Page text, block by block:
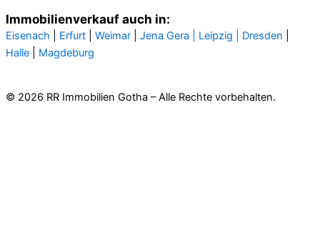
Immobilienverkauf auch in:
Eisenach Erfurt Weimar Jena Gera | Leipzig | Dresden
Halle
Magdeburg
© 2026 RR Immobilien Gotha – Alle Rechte vorbehalten.